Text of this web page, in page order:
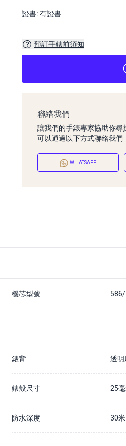
證書: 有證書
預訂手錶前須知
7 - 14 個工作日內
聯絡我們
讓我們的手錶專家協助你尋
可以通過以下方式聯絡我們
WHATSAPP
機芯型號 586/
錶背 透
錶殼尺寸 25
防水深度 30米